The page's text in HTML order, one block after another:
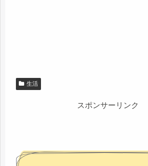
生活
スポンサーリンク